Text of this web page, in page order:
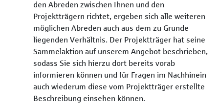
den Abreden zwischen Ihnen und den
Projektträgern richtet, ergeben sich alle weiteren
möglichen Abreden auch aus dem zu Grunde
liegenden Verhältnis. Der Projektträger hat seine
Sammelaktion auf unserem Angebot beschrieben,
sodass Sie sich hierzu dort bereits vorab
informieren können und für Fragen im Nachhinein
auch wiederum diese vom Projektträger erstellte
Beschreibung einsehen können.